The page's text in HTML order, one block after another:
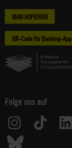
IBAN KOPIEREN
QR-Code für Banking-App
Folge uns auf